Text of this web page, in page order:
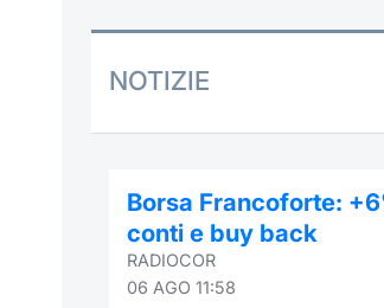
NOTIZIE
Borsa Francoforte:
conti e buy back
RADIOCOR
06 AGO 11:58